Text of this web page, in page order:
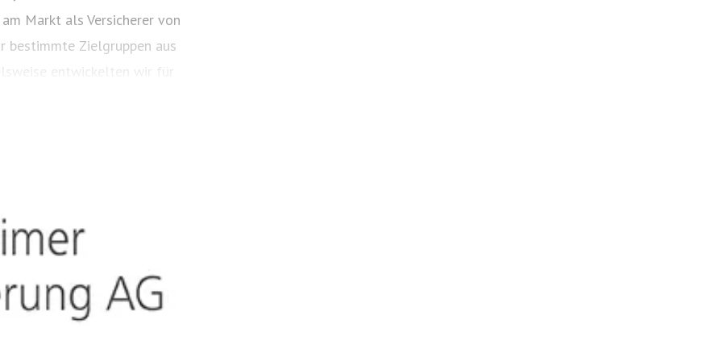
Markt als Versicherer von
bestimmte Zielgruppen aus
entwickelten wir für
Diese tragen
und VALORIMA®.
wertvolle Gegenstände
besondere Gefahren.
Versicherungsschutz,
zu Verpackung,